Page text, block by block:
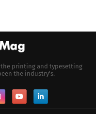
the printing and typesetting
the industry's.